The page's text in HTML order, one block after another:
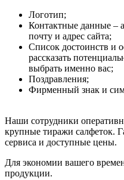
Логотип;
Контактные данные –
почту и адрес сайта;
Список достоинств и
рассказать
выбрать именно вас;
Поздравления;
Фирменный знак и
Наши сотрудники
крупные тиражи салфеток.
сервиса и доступные цены.
Для экономии вашего
продукции.